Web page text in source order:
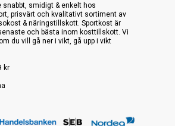
smidigt & enkelt hos
prisvärt och kvalitativt sortiment av
& näringstillskott. Sportkost är
och bästa inom kosttillskott. Vi
du vill gå ner i vikt, gå upp i vikt
kr